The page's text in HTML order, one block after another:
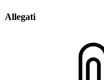
Allegati